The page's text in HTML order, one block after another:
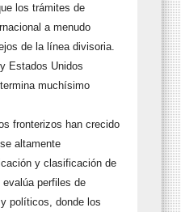
los trámites de
a menudo
de la línea divisoria.
Estados Unidos
muchísimo
fronterizos han crecido
altamente
y clasificación de
perfiles de
políticos, donde los